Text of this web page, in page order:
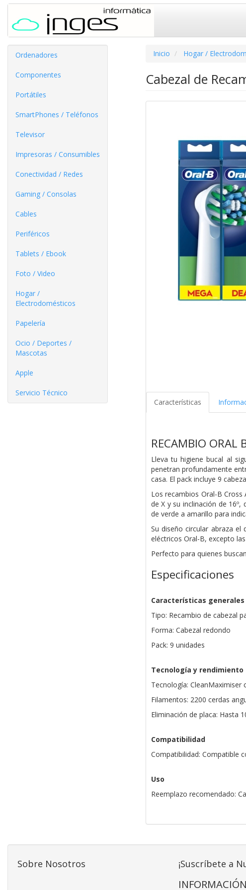
Ordenadores
Componentes
Portátiles
SmartPhones / Teléfonos
Televisor
Impresoras / Consumibles
Conectividad / Redes
Gaming / Consolas
Cables
Periféricos
Tablets / Ebook
Foto / Video
Hogar /
Electrodomésticos
Papelería
Ocio / Deportes /
Mascotas
Apple
Servicio Técnico
Inicio Hogar /
Cabezal de
Características
RECAMBIO ORAL
Lleva tu higiene bucal al
penetran profundamente
casa. El pack incluye 9
Los recambios Oral-B
de X y su inclinación de
de verde a amarillo para
Su diseño circular abraza
eléctricos Oral-B, excepto
Perfecto para quienes
Especificaciones
Características generales
Tipo: Recambio de cabezal
Forma: Cabezal redondo
Pack: 9 unidades
Tecnología y rendimiento
Tecnología:
Filamentos: 2200 cerdas
Eliminación de placa: Hasta
Compatibilidad
Compatibilidad: Compatible
Uso
Reemplazo recomendado:
Sobre Nosotros ¡Suscríbete a